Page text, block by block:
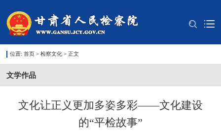
位置: 首页> 检察文化> 正文
文学作品
文化让正义更加多姿多彩——文化建设
的“平检故事”